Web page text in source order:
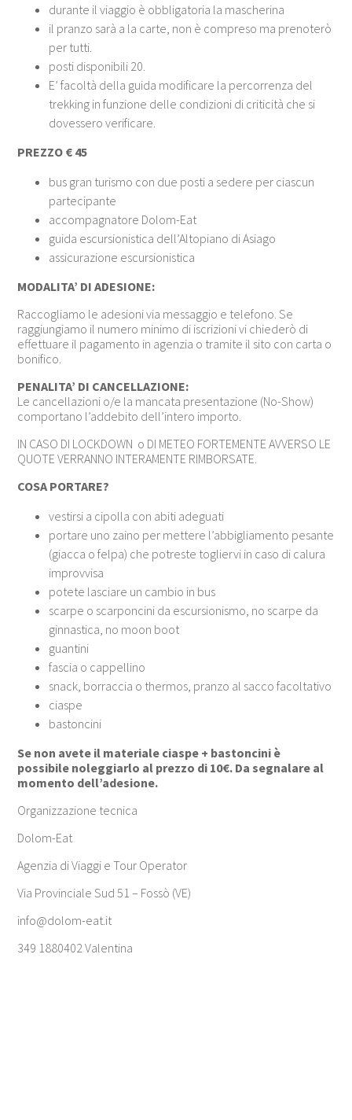
durante il viaggio è obbligatoria la mascherina
il pranzo sarà a la carte, non è compreso ma prenoterò
per tutti.
posti disponibili 20.
E’ facoltà della guida modificare la percorrenza del
trekking in funzione delle condizioni di criticità che si
dovessero verificare.
PREZZO € 45
bus gran turismo con due posti a sedere per ciascun
partecipante
accompagnatore Dolom-Eat
guida escursionistica dell’Altopiano di Asiago
assicurazione escursionistica
MODALITA’ DI ADESIONE:
Raccogliamo le adesioni via messaggio e telefono. Se
raggiungiamo il numero minimo di iscrizioni vi chiederò di
effettuare il pagamento in agenzia o tramite il sito con carta o
bonifico.
PENALITA’ DI CANCELLAZIONE:
Le cancellazioni o/e la mancata presentazione (No-Show)
comportano l’addebito dell’intero importo.
IN CASO DI LOCKDOWN o DI METEO FORTEMENTE AVVERSO LE
QUOTE VERRANNO INTERAMENTE RIMBORSATE.
COSA PORTARE?
vestirsi a cipolla con abiti adeguati
portare uno zaino per mettere l’abbigliamento pesante
(giacca o felpa) che potreste togliervi in caso di calura
improvvisa
potete lasciare un cambio in bus
scarpe o scarponcini da escursionismo, no scarpe da
ginnastica, no moon boot
guantini
fascia o cappellino
snack, borraccia o thermos, pranzo al sacco facoltativo
ciaspe
bastoncini
Se non avete il materiale ciaspe + bastoncini è
possibile noleggiarlo al prezzo di 10€. Da segnalare al
momento dell’adesione.
Organizzazione tecnica
Dolom-Eat
Agenzia di Viaggi e Tour Operator
Via Provinciale Sud 51 – Fossò (VE)
info@dolom-eat.it
349 1880402 Valentina